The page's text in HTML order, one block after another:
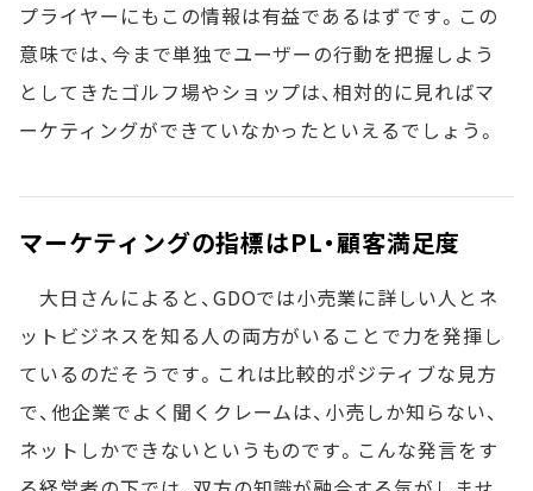
プライヤーにもこの情報は有益であるはずです。この
意味では、今まで単独でユーザーの行動を把握しよう
としてきたゴルフ場やショップは、相対的に見ればマ
ーケティングができていなかったといえるでしょう。
マーケティングの指標はPL・顧客満足度
大日さんによると、GDOでは小売業に詳しい人とネ
ットビジネスを知る人の両方がいることで力を発揮し
ているのだそうです。これは比較的ポジティブな見方
で、他企業でよく聞くクレームは、小売しか知らない、
ネットしかできないというものです。こんな発言をす